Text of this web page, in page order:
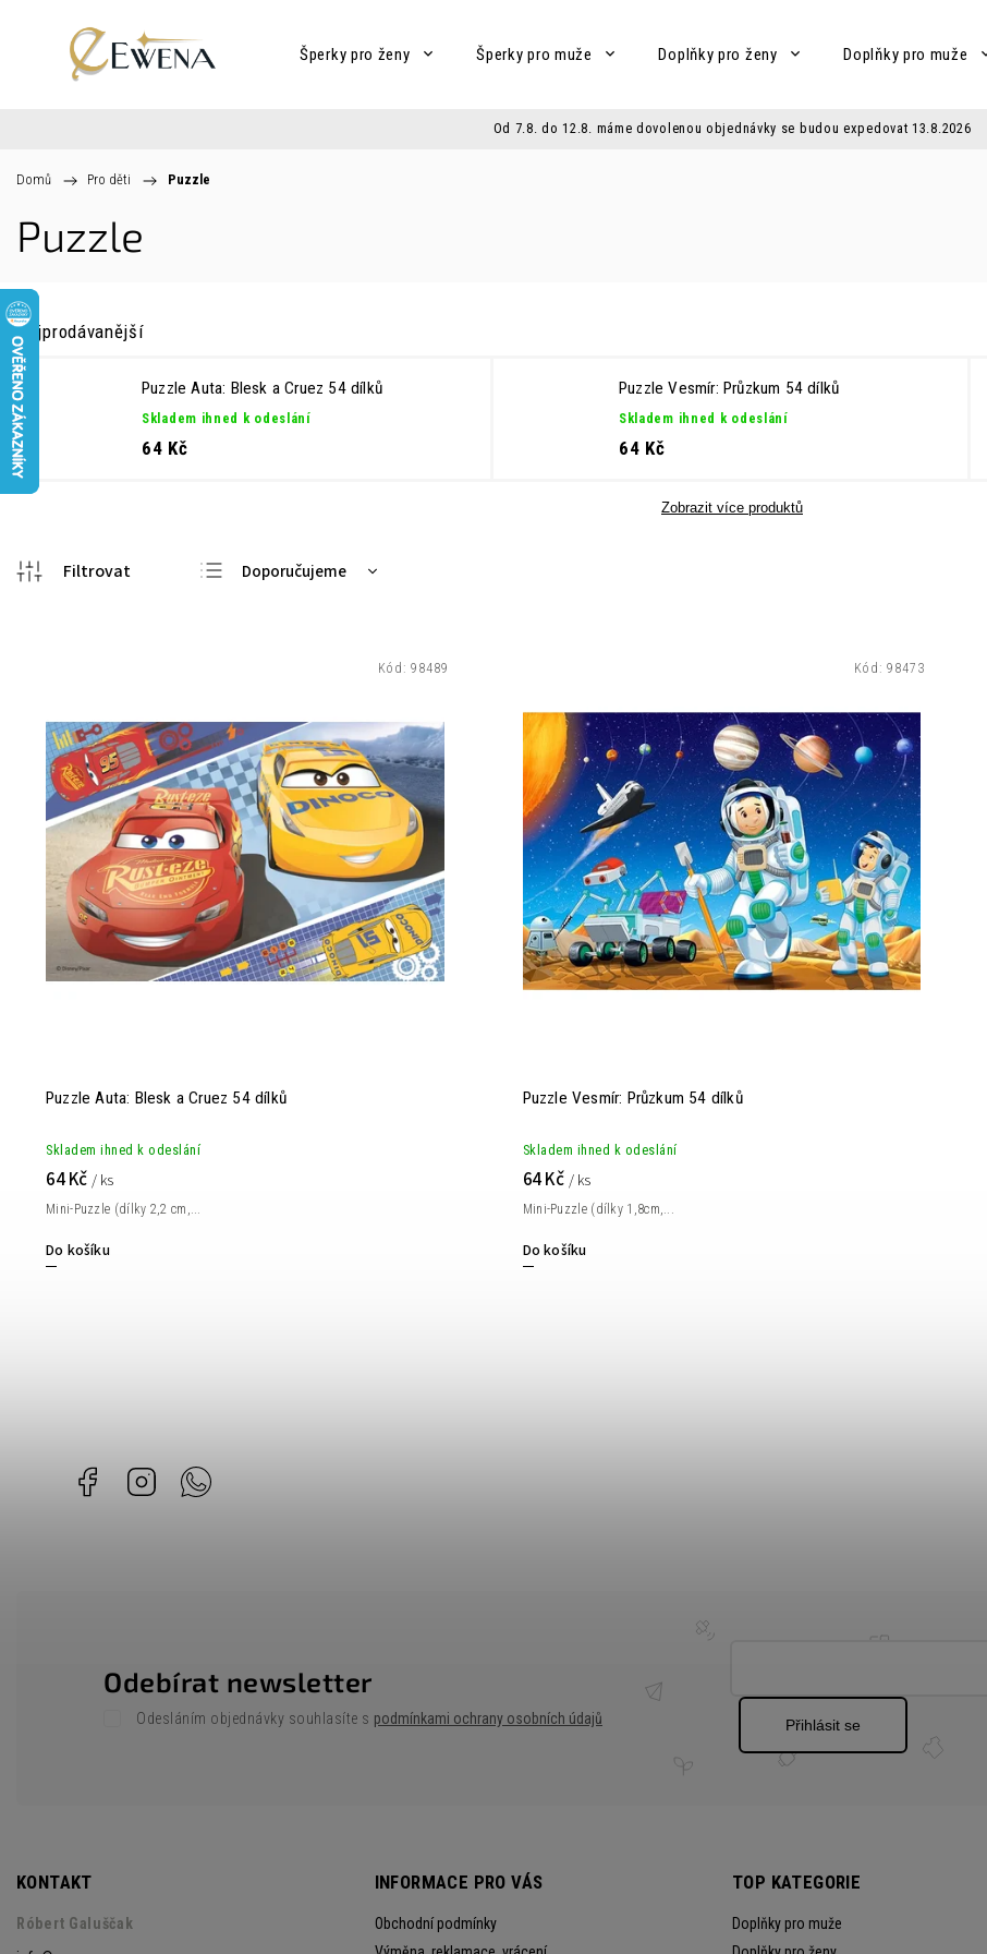
Šperky pro ženy Šperky pro muže Doplňky pro ženy Doplňky pro muže
Od 7.8. do 12.8. máme dovolenou objednávky se budou expedovat 13.8.2026
Domů / Pro děti / Puzzle
Puzzle
Nejprodávanější
Puzzle Auta: Blesk a Cruez 54 dílků
Skladem ihned k odeslání
64 Kč
Puzzle Vesmír: Průzkum 54 dílků
Skladem ihned k odeslání
64 Kč
Zobrazit více produktů
Doporučujeme
Puzzle Auta: Blesk a Cruez 54 dílků
Skladem ihned k odeslání
64 Kč / ks
Do košíku
Mini-Puzzle (dílky 2,2 cm,...
Kód: 98489
Puzzle Vesmír: Průzkum 54 dílků
Skladem ihned k odeslání
64 Kč / ks
Do košíku
Mini-Puzzle (dílky 1,8cm,...
Kód:98473
Facebook Instagram
KONTAKT
Róbert Galuščak
INFORMACE PRO VÁS
Obchodní podmínky
Odebírat newsletter
Odesláním objednávky souhlasíte s podmínkami ochrany osobních údajů Přihlásit se
TOP KATEGORIE
Doplňky pro muže